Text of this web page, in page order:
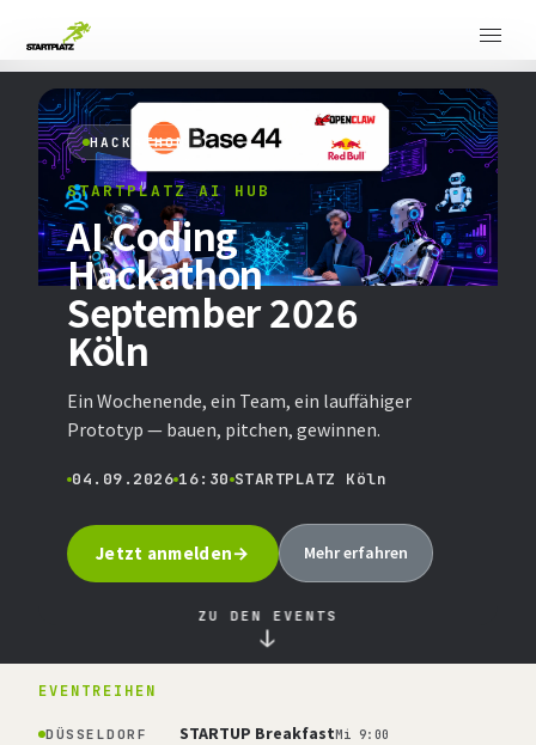
HACKATHON
STARTPLATZ AI HUB
AI Coding
Hackathon
September 2026
Köln
Ein Wochenende, ein Team, ein lauffähiger
Prototyp — bauen, pitchen, gewinnen.
04.09.2026 16:30 STARTPLATZ Köln
Jetzt anmelden Mehr erfahren
ZU DEN EVENTS
↓
EVENTREIHEN
DÜSSELDORF STARTUP BreakfastMi 9:00